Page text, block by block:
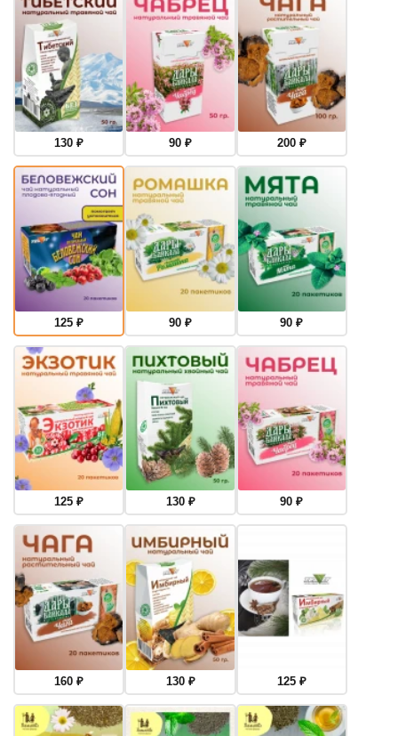
130₽ 90₽ 200 ₽
125₽ 90₽ 90₽
125₽ 130 ₽ 90₽
160₽ 130 ₽ 125 ₽